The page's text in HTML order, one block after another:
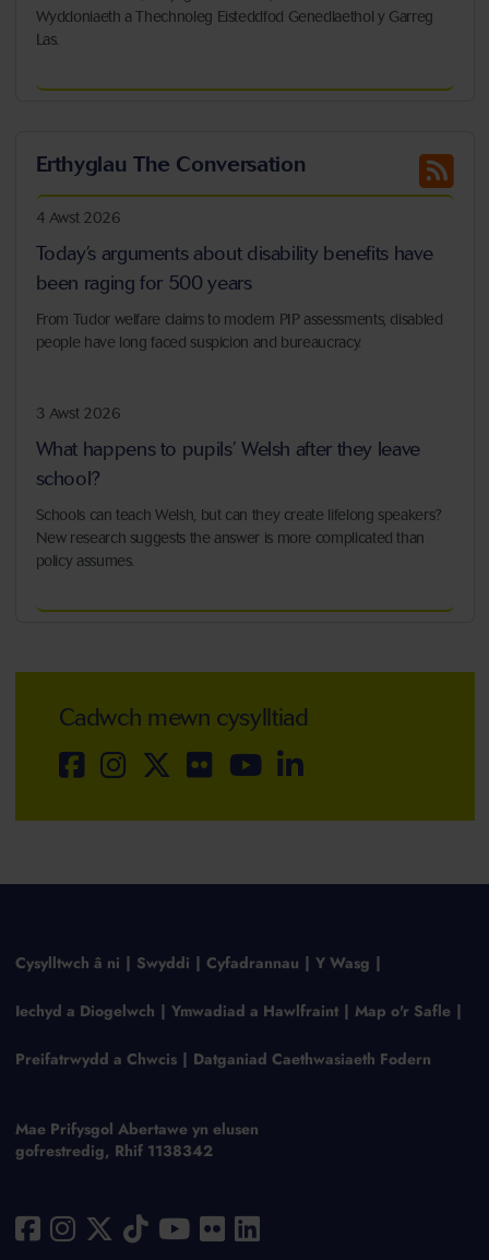
Wyddoniaeth a Thechnoleg Eisteddfod Genedlaethol y Garreg
Las.
Erthyglau The Conversation
4 Awst 2026
Today’s arguments about disability benefits have
been raging for 500 years
From Tudor welfare claims to modern PIP assessments, disabled
people have long faced suspicion and bureaucracy.
3 Awst 2026
What happens to pupils’ Welsh after they leave
school?
Schools can teach Welsh, but can they create lifelong speakers?
New research suggests the answer is more complicated than
policy assumes.
Cadwch mewn cysylltiad
Cysylltwch â ni Swyddi Cyfadrannau Y Wasg
Iechyd a Diogelwch Ymwadiad a Hawlfraint Map o'r Safle
Preifatrwydd a Chwcis Datganiad Caethwasiaeth Fodern
Mae Prifysgol Abertawe yn elusen
gofrestredig, Rhif 1138342